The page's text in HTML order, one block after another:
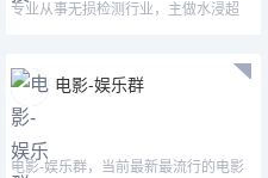
专业从事无损检测行业，主做水浸超
电影-娱乐群
电影-娱乐群，当前最新最流行的电影